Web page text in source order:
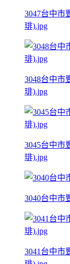
3047台中市
琲).jpg
3048台中市
琲).jpg
3045台中市
琲).jpg
3040台中市
3041台中市